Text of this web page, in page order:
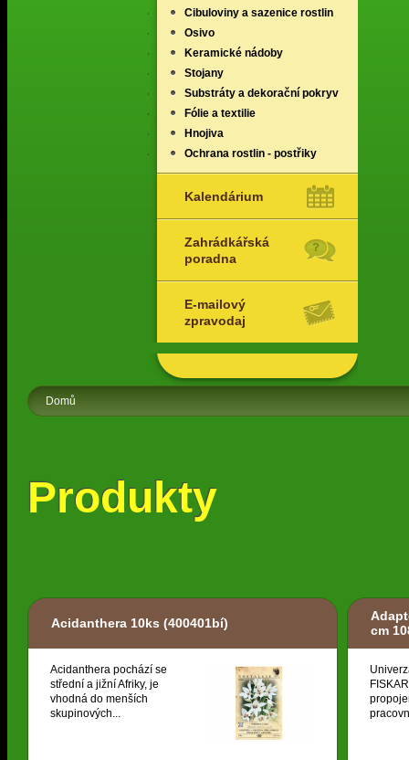
Cibuloviny a sazenice rostlin
Osivo
Keramické nádoby
Stojany
Substráty a dekorační pokryv
Fólie a textilie
Hnojiva
Ochrana rostlin - postřiky
Kalendárium
Zahrádkářská
poradna
E-mailový
zpravodaj
Domů
Produkty
Acidanthera 10ks (400401bí)
Acidanthera pochází se
střední a jižní Afriky, je
vhodná do menších
skupinových...
cm